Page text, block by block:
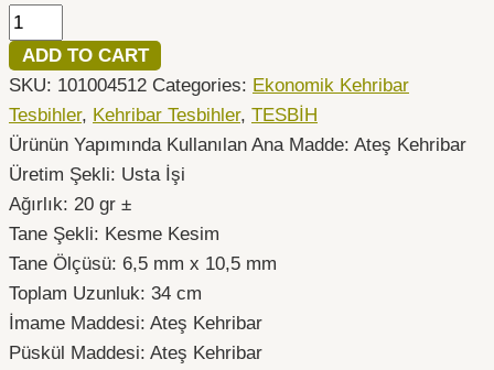
ADD TO CART
SKU: 101004512 Categories: Ekonomik Kehribar
Tesbihler, Kehribar Tesbihler, TESBİH
Ürünün Yapımında Kullanılan Ana Madde: Ateş Kehribar
Üretim Şekli: Usta İşi
Ağırlık: 20 gr ±
Tane Şekli: Kesme Kesim
Tane Ölçüsü: 6,5 mm x 10,5 mm
Toplam Uzunluk: 34 cm
İmame Maddesi: Ateş Kehribar
Püskül Maddesi: Ateş Kehribar